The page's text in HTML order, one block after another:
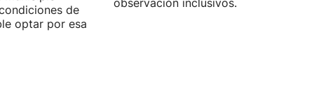
de
optar por esa
observación inclusivos.